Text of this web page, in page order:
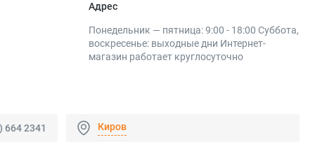
Адрес
Понедельник — пятница: 9:00 - 18:00 Суббота,
воскресенье: выходные дни Интернет-
магазин работает круглосуточно
664 2341 Киров